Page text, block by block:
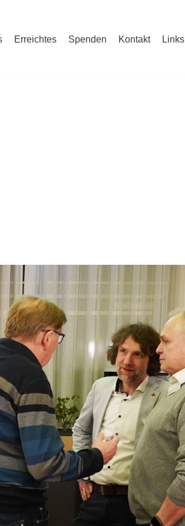
Erreichtes Spenden Kontakt Links